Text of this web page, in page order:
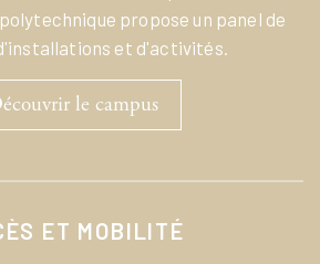
propose un panel de
et d'activités.
le campus
ET MOBILITÉ